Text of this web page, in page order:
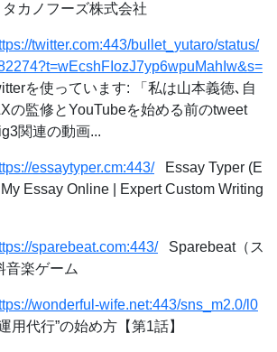
カノフーズ株式会社
twitter.com:443/bullet_yutaro/status/
を使っています: 「私は山本義徳､自
の監修とYouTubeを始める前のtweet
関連の動画...
essaytyper.cm:443/Essay Typer (E
Essay Online | Expert Custom Writing
sparebeat.com:443/Sparebeat（ス
音楽ゲーム
wonderful-wife.net:443/sns_m2.0/l0
代行”の始め方【第1話】